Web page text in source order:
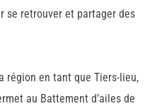
se retrouver et partager des
région en tant que Tiers-lieu,
au Battement d’ailes de